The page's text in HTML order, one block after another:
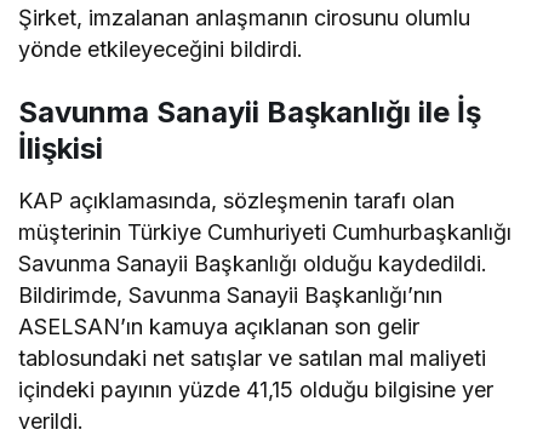
Şirket, imzalanan anlaşmanın cirosunu olumlu
yönde etkileyeceğini bildirdi.
Savunma Sanayii Başkanlığı ile İş
İlişkisi
KAP açıklamasında, sözleşmenin tarafı olan
müşterinin Türkiye Cumhuriyeti Cumhurbaşkanlığı
Savunma Sanayii Başkanlığı olduğu kaydedildi.
Bildirimde, Savunma Sanayii Başkanlığı’nın
ASELSAN’ın kamuya açıklanan son gelir
tablosundaki net satışlar ve satılan mal maliyeti
içindeki payının yüzde 41,15 olduğu bilgisine yer
verildi.